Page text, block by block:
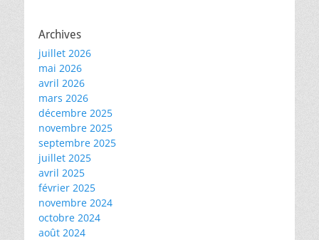
Archives
juillet 2026
mai 2026
avril 2026
mars 2026
décembre 2025
novembre 2025
septembre 2025
juillet 2025
avril 2025
février 2025
novembre 2024
octobre 2024
août 2024